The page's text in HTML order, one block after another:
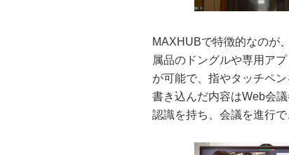
MAXHUBで特徴的なのが
属品のドングルや専用ア
が可能で、指やタッチペ
書き込んだ内容はWeb会
認識を持ち、会議を進行で